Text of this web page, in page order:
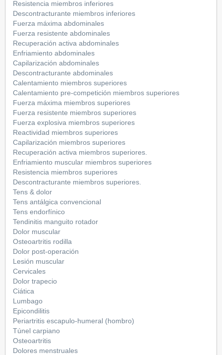
Resistencia miembros inferiores
Descontracturante miembros inferiores
Fuerza máxima abdominales
Fuerza resistente abdominales
Recuperación activa abdominales
Enfriamiento abdominales
Capilarización abdominales
Descontracturante abdominales
Calentamiento miembros superiores
Calentamiento pre-competición miembros superiores
Fuerza máxima miembros superiores
Fuerza resistente miembros superiores
Fuerza explosiva miembros superiores
Reactividad miembros superiores
Capilarización miembros superiores
Recuperación activa miembros superiores.
Enfriamiento muscular miembros superiores
Resistencia miembros superiores
Descontracturante miembros superiores.
Tens & dolor
Tens antálgica convencional
Tens endorfínico
Tendinitis manguito rotador
Dolor muscular
Osteoartritis rodilla
Dolor post-operación
Lesión muscular
Cervicales
Dolor trapecio
Ciática
Lumbago
Epicondilitis
Periartritis escapulo-humeral (hombro)
Túnel carpiano
Osteoartritis
Dolores menstruales